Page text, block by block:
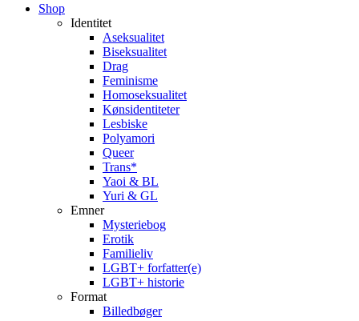
Close
Shop
Identitet
Aseksualitet
Biseksualitet
Drag
Feminisme
Homoseksualitet
Kønsidentiteter
Lesbiske
Polyamori
Queer
Trans*
Yaoi & BL
Yuri & GL
Emner
Mysteriebog
Erotik
Familieliv
LGBT+ forfatter(e)
LGBT+ historie
Format
Billedbøger